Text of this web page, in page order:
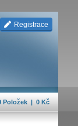
Registrace
Položek | 0 Kč